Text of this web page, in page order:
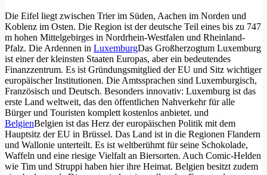
Die Eifel liegt zwischen Trier im Süden, Aachen im Norden und
Koblenz im Osten. Die Region ist der deutsche Teil eines bis zu 747
m hohen Mittelgebirges in Nordrhein-Westfalen und Rheinland-
Pfalz. Die Ardennen in LuxemburgDas Großherzogtum Luxemburg
ist einer der kleinsten Staaten Europas, aber ein bedeutendes
Finanzzentrum. Es ist Gründungsmitglied der EU und Sitz wichtiger
europäischer Institutionen. Die Amtssprachen sind Luxemburgisch,
Französisch und Deutsch. Besonders innovativ: Luxemburg ist das
erste Land weltweit, das den öffentlichen Nahverkehr für alle
Bürger und Touristen komplett kostenlos anbietet. und
BelgienBelgien ist das Herz der europäischen Politik mit dem
Hauptsitz der EU in Brüssel. Das Land ist in die Regionen Flandern
und Wallonie unterteilt. Es ist weltberühmt für seine Schokolade,
Waffeln und eine riesige Vielfalt an Biersorten. Auch Comic-Helden
wie Tim und Struppi haben hier ihre Heimat. Belgien besitzt zudem